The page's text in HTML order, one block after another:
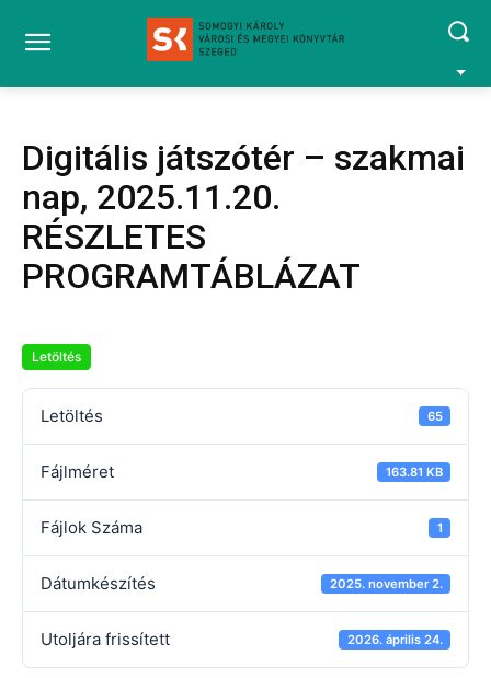
Digitális játszótér – szakmai
nap, 2025.11.20.
RÉSZLETES
PROGRAMTÁBLÁZAT
Letöltés
Letöltés 65
Fájlméret 163.81 KB
Fájlok Száma 1
Dátumkészítés 2025. november 2.
Utoljára frissített 2026. április 24.